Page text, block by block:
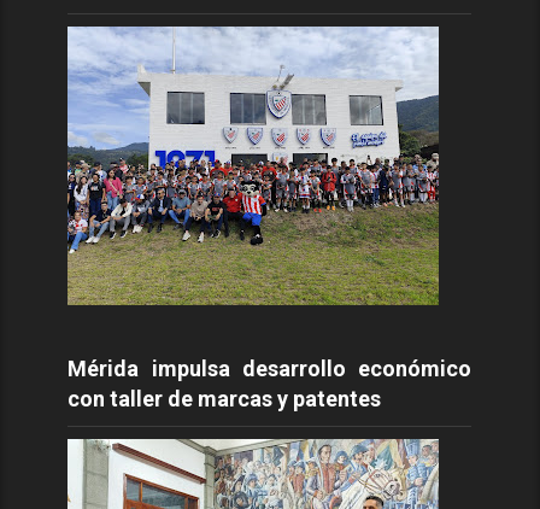
Mérida impulsa desarrollo económico
con taller de marcas y patentes